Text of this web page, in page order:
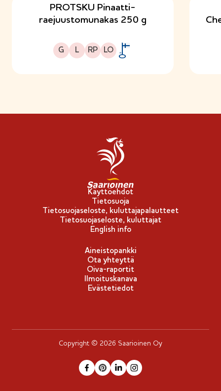
PROTSKU Pinaatti-
raejuustomunakas 250 g
G
Gluteeniton L
Laktoositon RP
Runsasproteiininen LO
Sopii lakto-ovo ruokavalioon
A
-
m
e
r
k
i
Käyttöehdot
Tietosuoja
Tietosuojaseloste, kuluttajapalautteet
Tietosuojaseloste, kuluttajat
English info
Aineistopankki
Ota yhteyttä
Oiva-raportit
Ilmoituskanava
Evästetiedot
Copyright © 2026 Saarioinen Oy